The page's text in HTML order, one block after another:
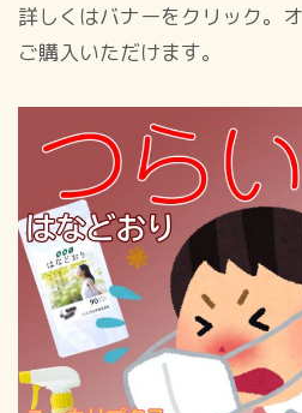
詳しくはバナーをクリック。
ご購入いただけます。